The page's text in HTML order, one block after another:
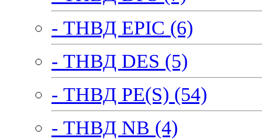
- ТНВД EPIC (6)
- ТНВД DES (5)
- ТНВД PE(S) (54)
- ТНВД NB (4)